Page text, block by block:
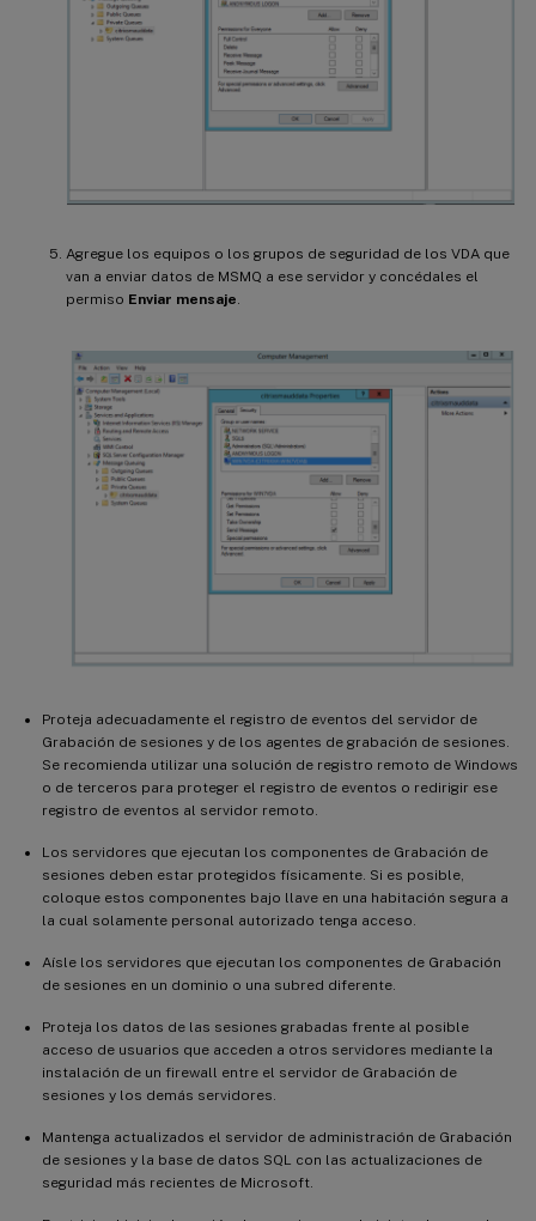
Agregue los equipos o los grupos de seguridad de los VDA que
van a enviar datos de MSMQ a ese servidor y concédales el
permiso Enviar mensaje.
Proteja adecuadamente el registro de eventos del servidor de
Grabación de sesiones y de los agentes de grabación de sesiones.
Se recomienda utilizar una solución de registro remoto de Windows
o de terceros para proteger el registro de eventos o redirigir ese
registro de eventos al servidor remoto.
Los servidores que ejecutan los componentes de Grabación de
sesiones deben estar protegidos físicamente. Si es posible,
coloque estos componentes bajo llave en una habitación segura a
la cual solamente personal autorizado tenga acceso.
Aísle los servidores que ejecutan los componentes de Grabación
de sesiones en un dominio o una subred diferente.
Proteja los datos de las sesiones grabadas frente al posible
acceso de usuarios que acceden a otros servidores mediante la
instalación de un firewall entre el servidor de Grabación de
sesiones y los demás servidores.
Mantenga actualizados el servidor de administración de Grabación
de sesiones y la base de datos SQL con las actualizaciones de
seguridad más recientes de Microsoft.